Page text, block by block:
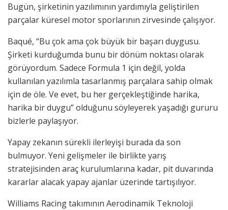
Bugün, şirketinin yazılımının yardımıyla geliştirilen
parçalar küresel motor sporlarının zirvesinde çalışıyor.
Baqué, “Bu çok ama çok büyük bir başarı duygusu.
Şirketi kurduğumda bunu bir dönüm noktası olarak
görüyordum. Sadece Formula 1 için değil, yolda
kullanılan yazılımla tasarlanmış parçalara sahip olmak
için de öle. Ve evet, bu her gerçekleştiğinde harika,
harika bir duygu” olduğunu söyleyerek yaşadığı gururu
bizlerle paylaşıyor.
Yapay zekanın sürekli ilerleyişi burada da son
bulmuyor. Yeni gelişmeler ile birlikte yarış
stratejisinden araç kurulumlarına kadar, pit duvarında
kararlar alacak yapay ajanlar üzerinde tartışılıyor.
Williams Racing takımının Aerodinamik Teknoloji